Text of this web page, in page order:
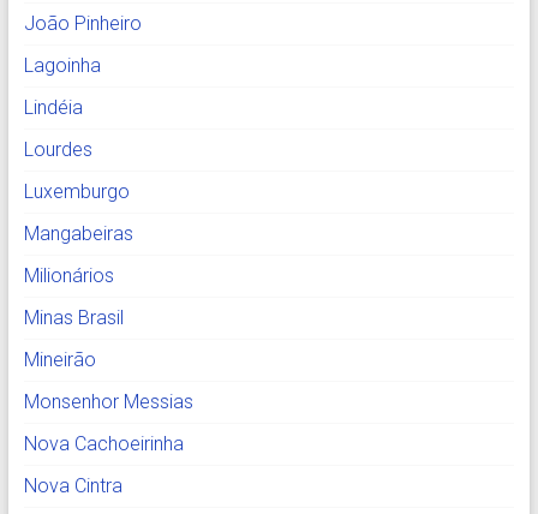
João Pinheiro
Lagoinha
Lindéia
Lourdes
Luxemburgo
Mangabeiras
Milionários
Minas Brasil
Mineirão
Monsenhor Messias
Nova Cachoeirinha
Nova Cintra